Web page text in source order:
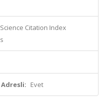
Science Citation Index
Evet